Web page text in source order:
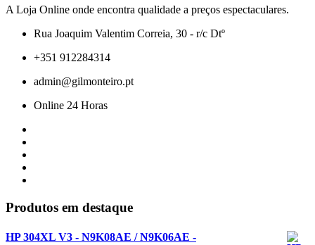
A Loja Online onde encontra qualidade a preços espectaculares.
Rua Joaquim Valentim Correia, 30 - r/c Dtº
+351 912284314
admin@gilmonteiro.pt
Online 24 Horas
Produtos em destaque
HP 304XL V3 - N9K08AE / N9K06AE -